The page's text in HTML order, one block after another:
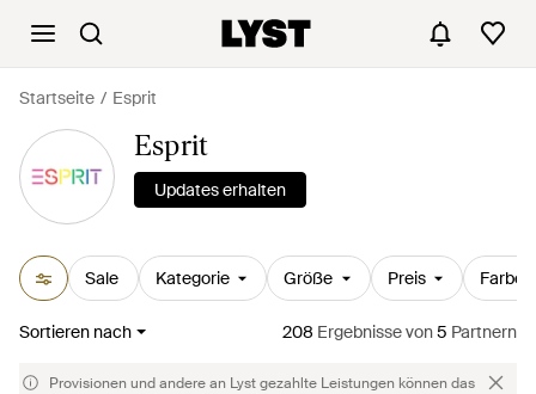
Startseite Esprit
Esprit
Updates erhalten
Sale Kategorie Größe Preis Farbe
Sortieren nach 208 Ergebnissevon5 Partnern
Provisionen und andere an Lyst gezahlte Leistungen können das